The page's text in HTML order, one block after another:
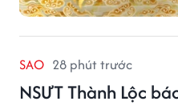
SAO 28 phút trước
NSƯT Thành Lộc